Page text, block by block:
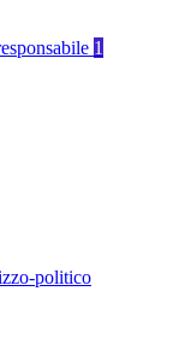
1
politico